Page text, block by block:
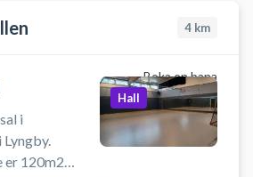
4 km
Boka en bana
i
Lyngby.
er 120m2
Hall